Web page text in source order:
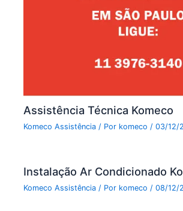
Assistência Técnica Komeco
Komeco Assistência / Por komeco/03/12/
Instalação Ar Condicionado
Komeco Assistência / Por komeco /08/12/